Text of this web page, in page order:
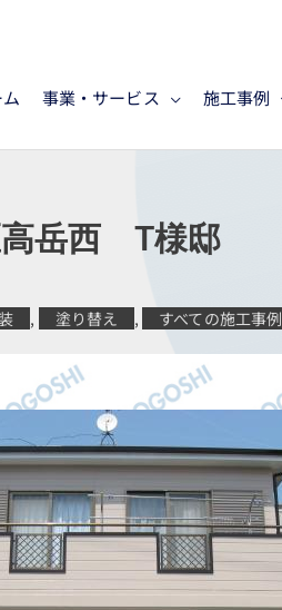
事業・サービス 施工事例
高岳西 T様邸
, 塗り替え , すべての施工事例